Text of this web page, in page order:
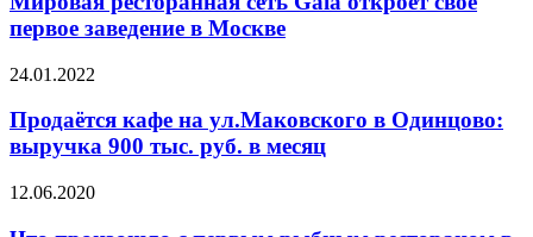
первое заведение в Москве
24.01.2022
Продаётся кафе на ул.Маковского в Одинцово:
выручка 900 тыс. руб. в месяц
12.06.2020